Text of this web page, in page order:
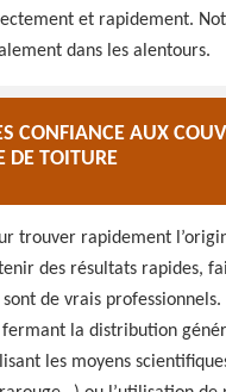
et rapidement.
dans les alentours.
CONFIANCE AUX
DE TOITURE
trouver rapidement
des résultats rapides,
sont de vrais
la distribution
les moyens